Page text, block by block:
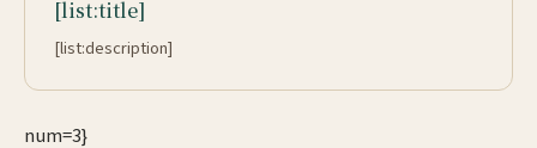
[list:title]
[list:description]
num=3}